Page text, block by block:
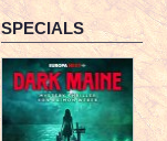
SPECIALS